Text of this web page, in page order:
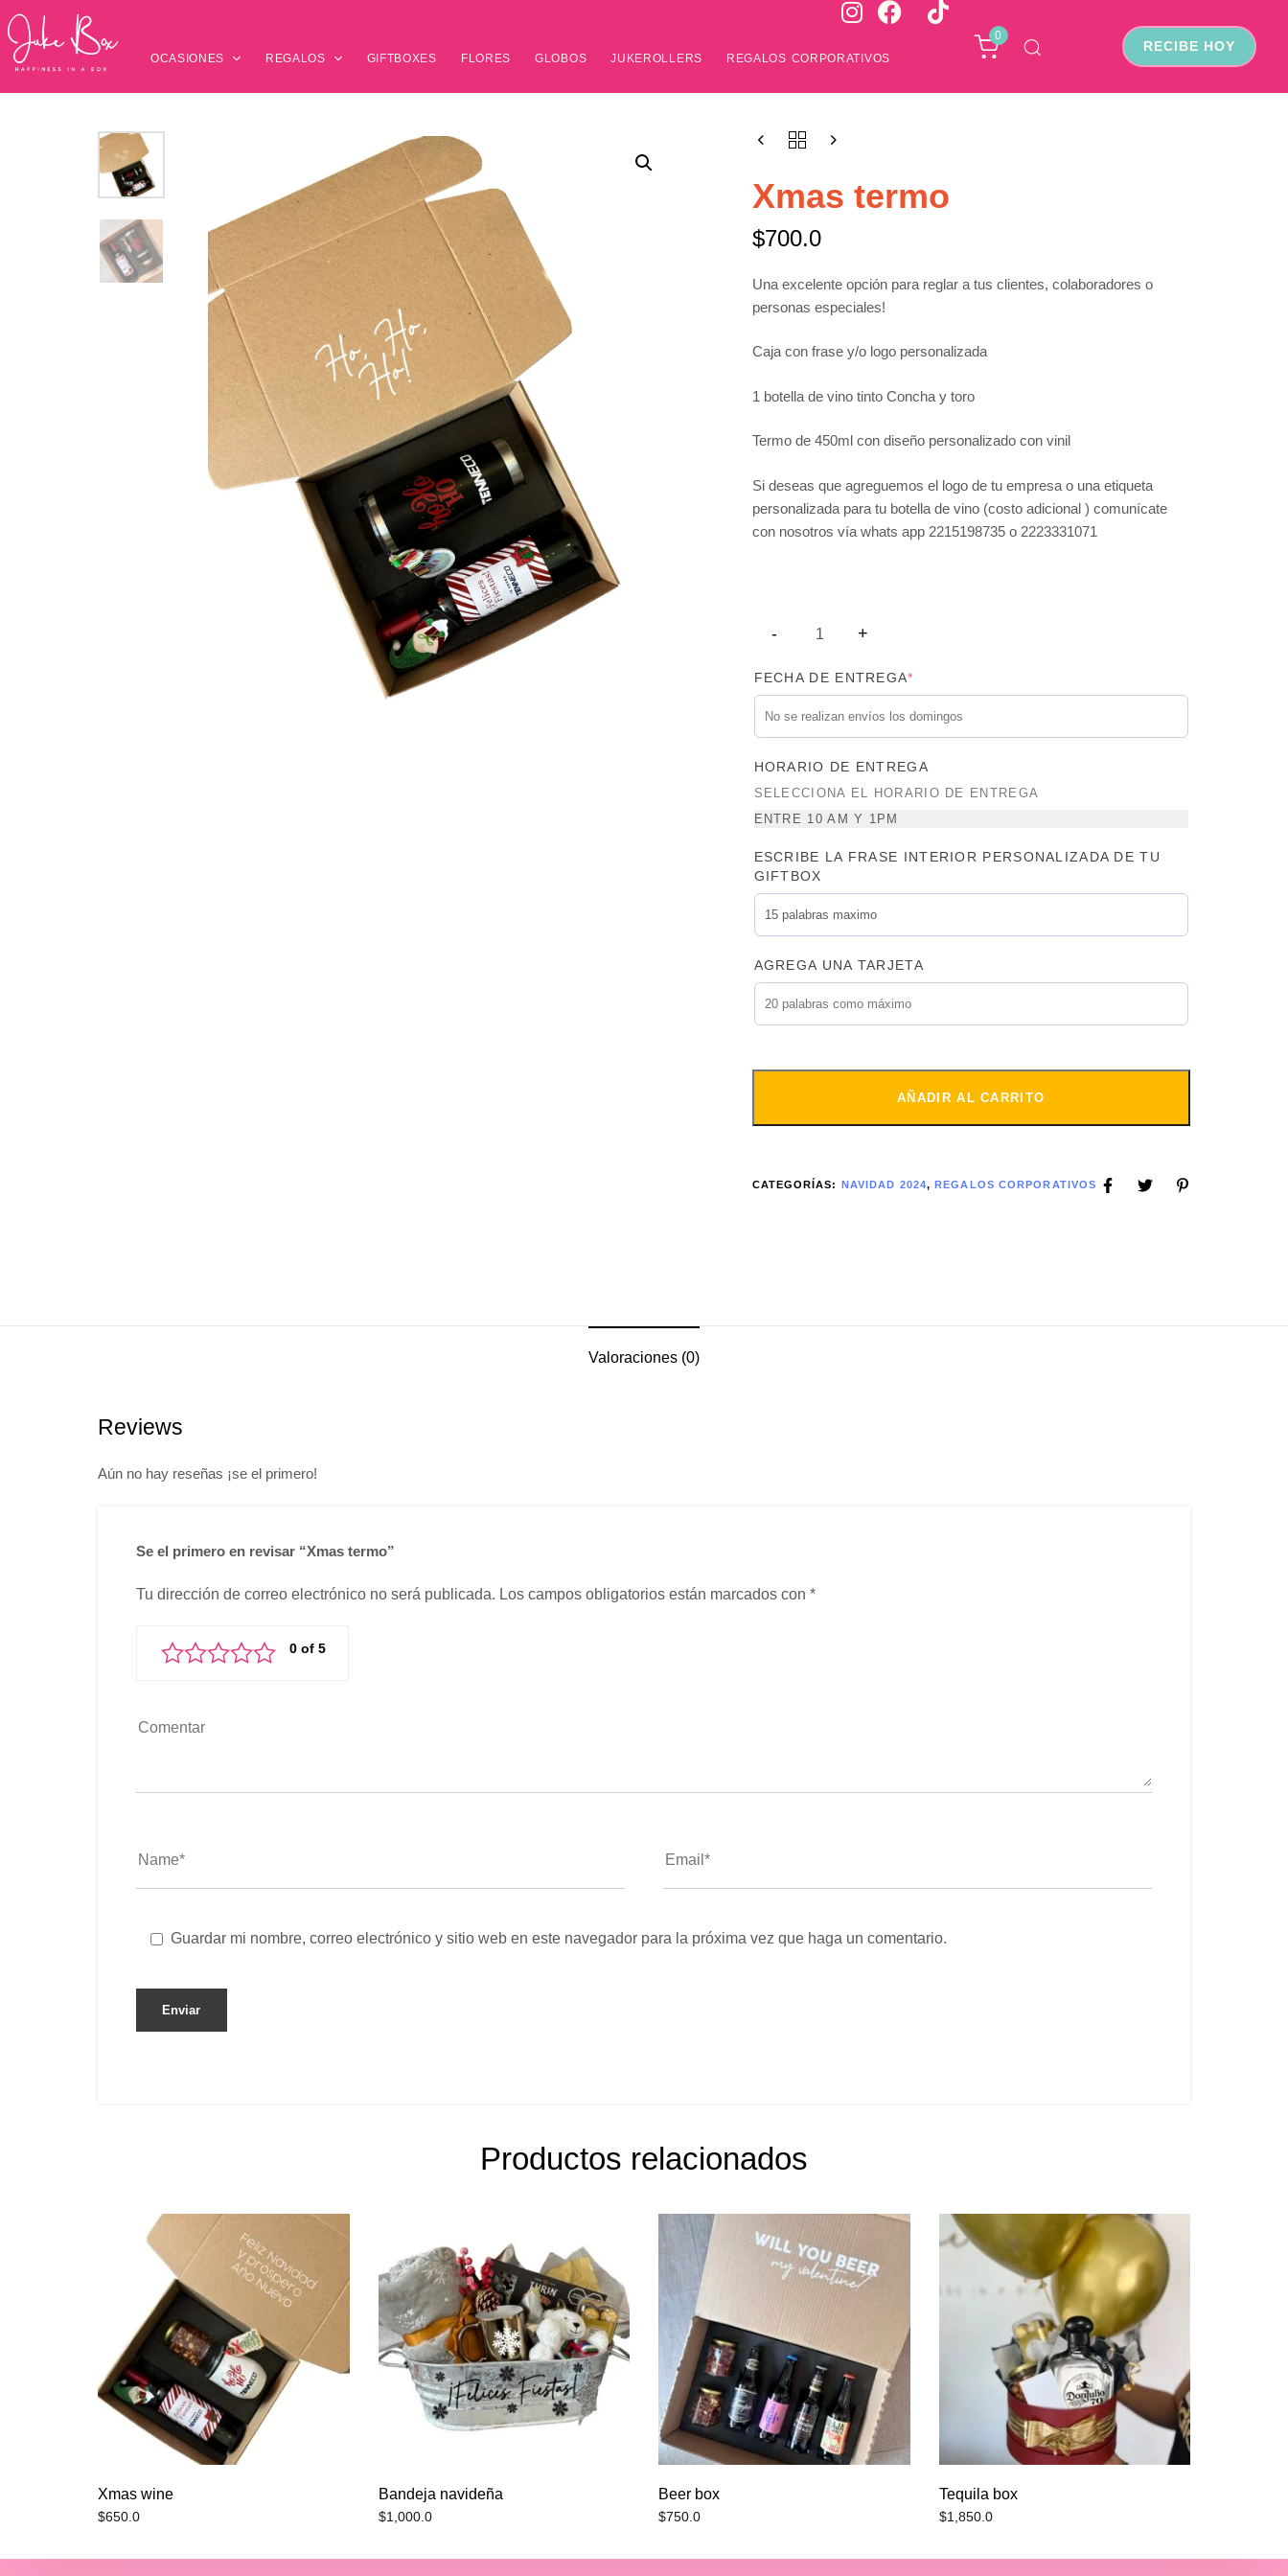
OCASIONES REGALOS GIFTBOXES FLORES GLOBOS JUKEROLLERS REGALOS CORPORATIVOS
0
Presiona enter
RECIBE HOY
Xmas termo
$700.0
Una excelente opción para reglar a tus clientes, colaboradores o
personas especiales!
Caja con frase y/o logo personalizada
1 botella de vino tinto Concha y toro
Termo de 450ml con diseño personalizado con vinil
Si deseas que agreguemos el logo de tu empresa o una etiqueta
personalizada para tu botella de vino (costo adicional ) comunícate
con nosotros vía whats app 2215198735 o 2223331071
FECHA DE ENTREGA*
HORARIO DE ENTREGA
SELECCIONA EL HORARIO DE ENTREGA
ENTRE 10 AM Y 1PM
ESCRIBE LA FRASE INTERIOR PERSONALIZADA DE TU
GIFTBOX
AGREGA UNA TARJETA
AÑADIR AL CARRITO
CATEGORÍAS: NAVIDAD 2024,REGALOS CORPORATIVOS
Valoraciones (0)
Reviews
Aún no hay reseñas ¡se el primero!
Se el primero en revisar “Xmas termo”
Tu dirección de correo electrónico no será publicada. Los campos obligatorios están marcados con *
Guardar mi nombre, correo electrónico y sitio web en este navegador para la próxima vez que haga un comentario.
Productos relacionados
Xmas wine
$650.0
Bandeja navideña
$1,000.0
Beer box
$750.0
Tequila box
$1,850.0